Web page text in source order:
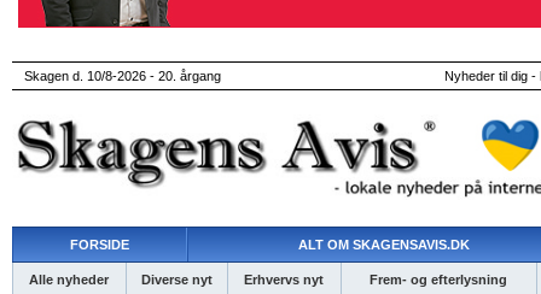
Skagen d. 10/8-2026 - 20. årgang Nyheder til dig -
FORSIDE ALT OM SKAGENSAVIS.DK
Alle nyheder Diverse nyt Erhvervs nyt Frem- og efterlysning